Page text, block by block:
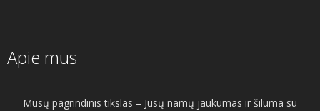
Apie mus
Mūsų pagrindinis tikslas – Jūsų namų jaukumas ir šiluma su